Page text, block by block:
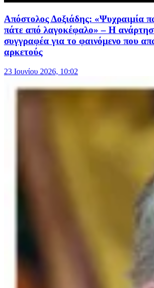
Απόστολος Δοξιάδης: «Ψυχραιμία
πάτε από λαγοκέφαλο» – Η
συγγραφέα για το φαινόμενο που
αρκετούς
23 Ιουνίου 2026, 10:02